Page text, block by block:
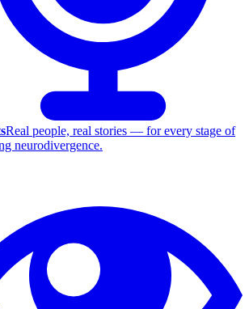
Real people, real stories — for every stage of
neurodivergence.